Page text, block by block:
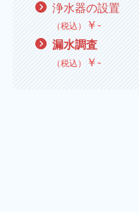
浄水器の設置
（税込） ￥‐
漏水調査
（税込） ￥‐